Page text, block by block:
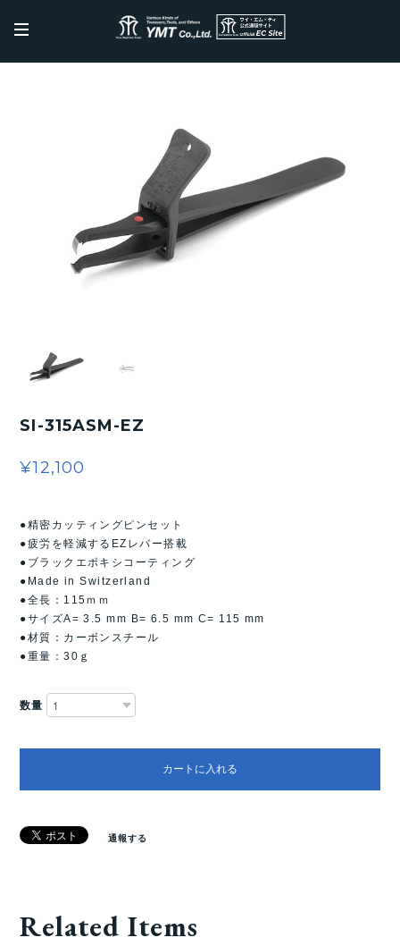
SI-315ASM-EZ
¥12,100
●精密カッティングピンセット
●疲労を軽減するEZレバー搭載
●ブラックエポキシコーティング
●Made in Switzerland
●全長：115ｍｍ
●サイズA= 3.5 mm B= 6.5 mm C= 115 mm
●材質：カーボンスチール
●重量：30ｇ
数量
カートに入れる
通報する
Related Items